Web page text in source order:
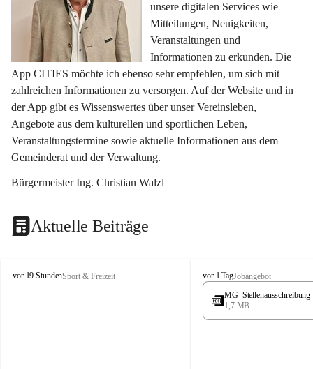
unsere digitalen Services wie
Mitteilungen, Neuigkeiten,
Veranstaltungen und
Informationen zu erkunden. Die
App CITIES möchte ich ebenso sehr empfehlen, um sich mit
zahlreichen Informationen zu versorgen. Auf der Website und in
der App gibt es Wissenswertes über unser Vereinsleben,
Angebote aus dem kulturellen und sportlichen Leben,
Veranstaltungstermine sowie aktuelle Informationen aus dem
Gemeinderat und der Verwaltung.
Bürgermeister Ing. Christian Walzl
Aktuelle Beiträge
S
vor 19 StundenSport & Freizeit
S
t
s
vor 1 TagJobangebot
1,7 MB